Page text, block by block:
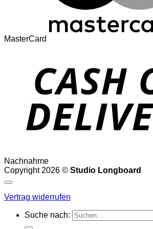
MasterCard
Nachnahme
Copyright 2026 © Studio Longboard
Vertrag widerrufen
Suche nach: